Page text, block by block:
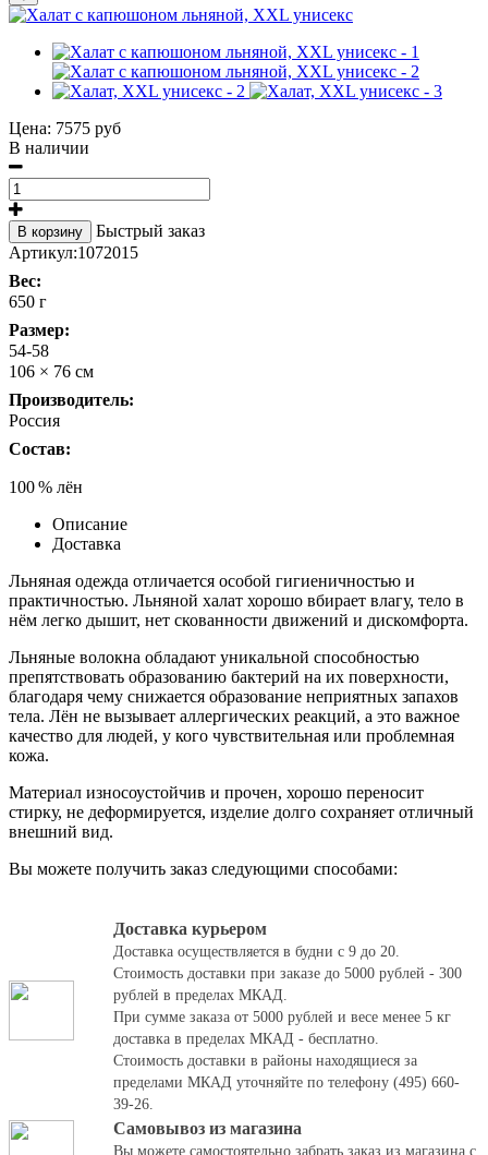
Цена: 7575 руб
В наличии
В корзину
Быстрый заказ
Артикул:1072015
Вес:
650 г
Размер:
54-58
106 × 76 см
Производитель:
Россия
Состав:
100 % лён
Описание
Доставка
Льняная одежда отличается особой гигиеничностью и
практичностью. Льняной халат хорошо вбирает влагу, тело в
нём легко дышит, нет скованности движений и дискомфорта.
Льняные волокна обладают уникальной способностью
препятствовать образованию бактерий на их поверхности,
благодаря чему снижается образование неприятных запахов
тела. Лён не вызывает аллергических реакций, а это важное
качество для людей, у кого чувствительная или проблемная
кожа.
Материал износоустойчив и прочен, хорошо переносит
стирку, не деформируется, изделие долго сохраняет отличный
внешний вид.
Вы можете получить заказ следующими способами:
Доставка курьером
Доставка осуществляется в будни с 9 до 20.
Стоимость доставки при заказе до 5000 рублей - 300
рублей в пределах МКАД.
При сумме заказа от 5000 рублей и весе менее 5 кг
доставка в пределах МКАД - бесплатно.
Стоимость доставки в районы находящиеся за
пределами МКАД уточняйте по телефону (495) 660-
39-26.
Самовывоз из магазина
Вы можете самостоятельно забрать заказ из магазина с